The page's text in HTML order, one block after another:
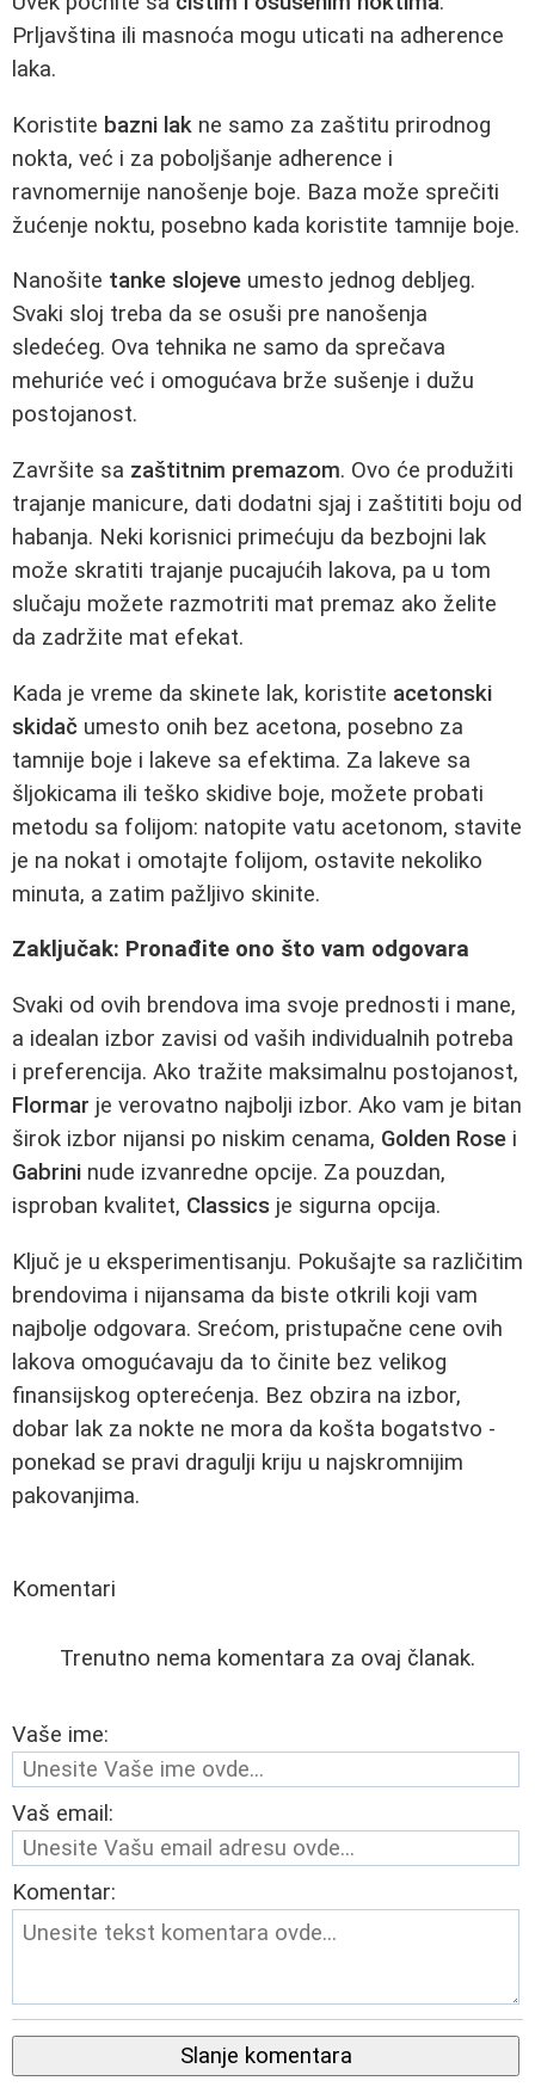
Prljavština ili masnoća mogu uticati na adherence
laka.
Koristite bazni lak ne samo za zaštitu prirodnog
nokta, već i za poboljšanje adherence i
ravnomernije nanošenje boje. Baza može sprečiti
žućenje noktu, posebno kada koristite tamnije boje.
Nanošite tanke slojeve umesto jednog debljeg.
Svaki sloj treba da se osuši pre nanošenja
sledećeg. Ova tehnika ne samo da sprečava
mehuriće već i omogućava brže sušenje i dužu
postojanost.
Završite sa zaštitnim premazom. Ovo će produžiti
trajanje manicure, dati dodatni sjaj i zaštititi boju od
habanja. Neki korisnici primećuju da bezbojni lak
može skratiti trajanje pucajućih lakova, pa u tom
slučaju možete razmotriti mat premaz ako želite
da zadržite mat efekat.
Kada je vreme da skinete lak, koristite acetonski
skidač umesto onih bez acetona, posebno za
tamnije boje i lakeve sa efektima. Za lakeve sa
šljokicama ili teško skidive boje, možete probati
metodu sa folijom: natopite vatu acetonom, stavite
je na nokat i omotajte folijom, ostavite nekoliko
minuta, a zatim pažljivo skinite.
Zaključak: Pronađite ono što vam odgovara
Svaki od ovih brendova ima svoje prednosti i mane,
a idealan izbor zavisi od vaših individualnih potreba
i preferencija. Ako tražite maksimalnu postojanost,
Flormar je verovatno najbolji izbor. Ako vam je bitan
širok izbor nijansi po niskim cenama, Golden Rose i
Gabrini nude izvanredne opcije. Za pouzdan,
isproban kvalitet, Classics je sigurna opcija.
Ključ je u eksperimentisanju. Pokušajte sa različitim
brendovima i nijansama da biste otkrili koji vam
najbolje odgovara. Srećom, pristupačne cene ovih
lakova omogućavaju da to činite bez velikog
finansijskog opterećenja. Bez obzira na izbor,
dobar lak za nokte ne mora da košta bogatstvo -
ponekad se pravi dragulji kriju u najskromnijim
pakovanjima.
Komentari
Trenutno nema komentara za ovaj članak.
Vaše ime:
Vaš email:
Komentar:
Slanje komentara